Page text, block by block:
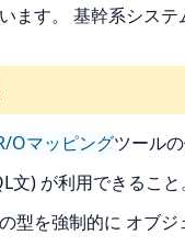
ます。 基幹系シス
Oマッピングツール
文) が利用できること。
型を強制的に オブ